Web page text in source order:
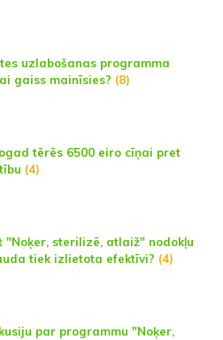
uzlabošanas programma
gaiss mainīsies? (8)
tērēs 6500 eiro cīņai pret
(4)
"Noķer, sterilizē, atlaiž" nodokļu
tiek izlietota efektīvi? (4)
par programmu "Noķer,